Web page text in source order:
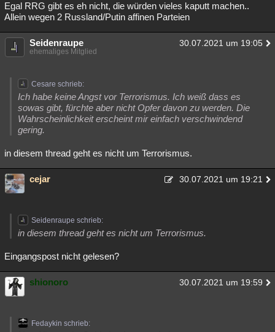
Egal RRG gibt es eh nicht, die würden vieles kaputt machen..
Allein wegen 2 Russland/Putin affinen Parteien
Seidenraupe 30.07.2021 um 19:05
ehemaliges Mitglied
Cesare schrieb:
Ich habe keine Angst vor Terrorismus. Ich weiß dass es
sowas gibt, fürchte aber nicht Opfer davon zu werden. Die
Wahrscheinlichkeit erscheint mir einfach verschwindend
gering.
in diesem thread geht es nicht um Terrorismus.
cejar 30.07.2021 um 19:21
Seidenraupe schrieb:
in diesem thread geht es nicht um Terrorismus.
Eingangspost nicht gelesen?
shionoro 30.07.2021 um 19:59
Fedaykin schrieb: